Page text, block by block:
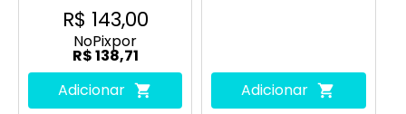
R$ 143,00
NoPixpor
R$ 138,71
Adicionar
Adicionar